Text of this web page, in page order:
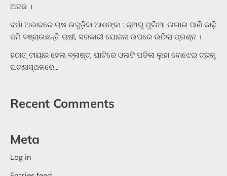
ଅଟକ ।
ବର୍ଷା ଅଭାବରେ ଚାଷ ଉଜୁଡ଼ିବା ଆଶଙ୍କା : କୂଅରୁ ମୁଲିଆ ଲଗାଇ ପାଣି କାଢ଼ି
ଜମି ବଞ୍ଚାଉଛନ୍ତି ଚାଷୀ, ସରକାରୀ ଯୋଜନା ଉପରେ ଉଠିଲା ପ୍ରଶ୍ନ ।
ହଠାତ୍‌ ଟାୟାର ହେଲା ବ୍ଲାଷ୍ଟ, ଘାଟିରେ ଓଲଟି ପଡିଲା ଲୁହା ବୋଝେଇ ଟ୍ରକ୍‌,
ଘଟଣାସ୍ଥଳରେ…
Recent Comments
Meta
Log in